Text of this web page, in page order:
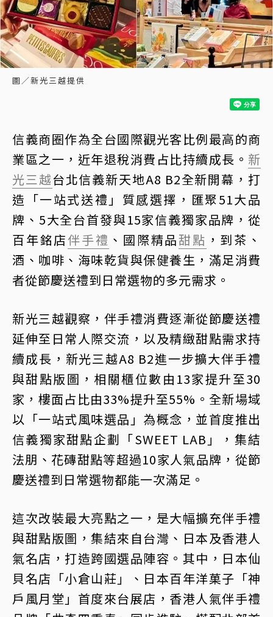
圖／新光三越提供
信義商圈作為全台國際觀光客比例最高的商
業區之一，近年退稅消費占比持續成長。 新
光三越台北信義新天地A8 B2全新開幕，打
造「一站式送禮」質感選擇，匯聚51大品
牌、5大全台首發與15家信義獨家品牌，從
百年銘店伴手禮 、國際精品甜點 ，到茶、
酒、咖啡、海味乾貨與保健養生，滿足消費
者從節慶送禮到日常選物的多元需求。
新光三越觀察，伴手禮消費逐漸從節慶送禮
延伸至日常人際交流，以及精緻甜點需求持
續成長，新光三越A8 B2進一步擴大伴手禮
與甜點版圖，相關櫃位數由13家提升至30
家，樓面占比由33%提升至55%。全新場域
以「一站式風味選品」為概念，並首度推出
信義獨家甜點企劃「SWEET LAB」，集結
法朋、花磚甜點等超過10家人氣品牌，從節
慶送禮到日常選物都能一次滿足。
這次改裝最大亮點之一，是大幅擴充伴手禮
與甜點版圖，集結來自台灣、日本及香港人
氣名店，打造跨國選品陣容。其中，日本仙
貝名店「小倉山莊」、日本百年洋菓子「神
戶風月堂」首度來台展店，香港人氣伴手禮